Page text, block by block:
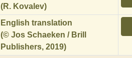
(R. Kovalev)
English translation
(© Jos Schaeken / Brill
Publishers, 2019)